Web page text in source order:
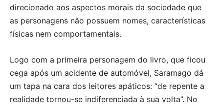
direcionado aos aspectos morais da sociedade que
as personagens não possuem nomes, características
físicas nem comportamentais.
Logo com a primeira personagem do livro, que ficou
cega após um acidente de automóvel, Saramago dá
um tapa na cara dos leitores apáticos: “de repente a
realidade tornou-se indiferenciada à sua volta”. No